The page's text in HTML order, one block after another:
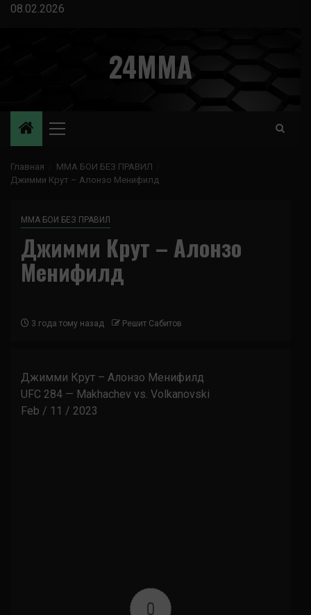
Перейти
08.02.2026
24MMA
Основное
Главная
ММА БОИ БЕЗ ПРАВИЛ
Джимми Крут – Алонзо Менифилд
ММА БОИ БЕЗ ПРАВИЛ
Джимми Крут – Алонзо
Менифилд
3 года тому назад Решит Сабитов
Джимми Крут – Алонзо Менифилд
UFC 284 — Makhachev vs. Volkanovski
Feb / 11 / 2023
0